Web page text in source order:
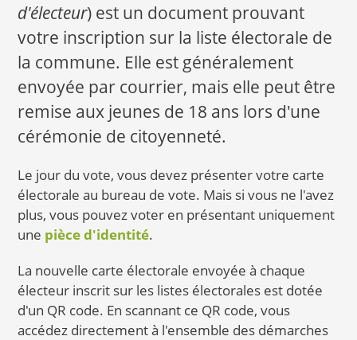
d'électeur) est un document prouvant
votre inscription sur la liste électorale de
la commune. Elle est généralement
envoyée par courrier, mais elle peut être
remise aux jeunes de 18 ans lors d'une
cérémonie de citoyenneté.
Le jour du vote, vous devez présenter votre carte
électorale au bureau de vote. Mais si vous ne l'avez
plus, vous pouvez voter en présentant uniquement
une pièce d'identité.
La nouvelle carte électorale envoyée à chaque
électeur inscrit sur les listes électorales est dotée
d'un QR code. En scannant ce QR code, vous
accédez directement à l'ensemble des démarches